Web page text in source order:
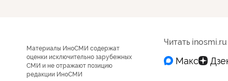
Материалы ИноСМИ содержат
оценки исключительно зарубежных
СМИ и не отражают позицию
редакции ИноСМИ
Читать inosmi.ru